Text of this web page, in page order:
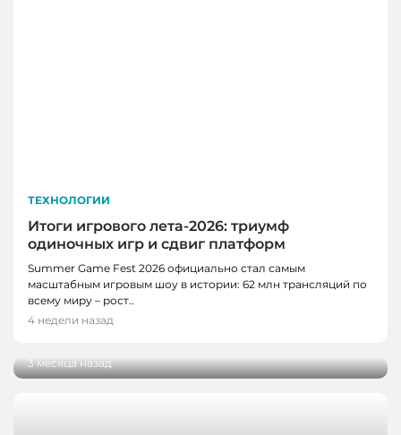
ТЕХНОЛОГИИ
Итоги игрового лета-2026: триумф
одиночных игр и сдвиг платформ
Summer Game Fest 2026 официально стал самым
масштабным игровым шоу в истории: 62 млн трансляций по
всему миру – рост..
4 недели назад
НОВОСТИ, НОВОСТИ КЕМЕРОВО,
ТЕХНОЛОГИИ
Разработку кузбасских ученых внедрили на
производстве антибактериального
3 месяца назад